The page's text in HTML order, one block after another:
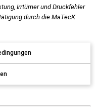
Irrtümer und Druckfehler
durch die MaTecK